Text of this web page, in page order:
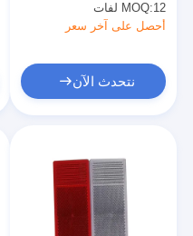
المنتجات
برنامج VR
MOQ:12 لفات
أحصل على آخر سعر
نتحدث الآن